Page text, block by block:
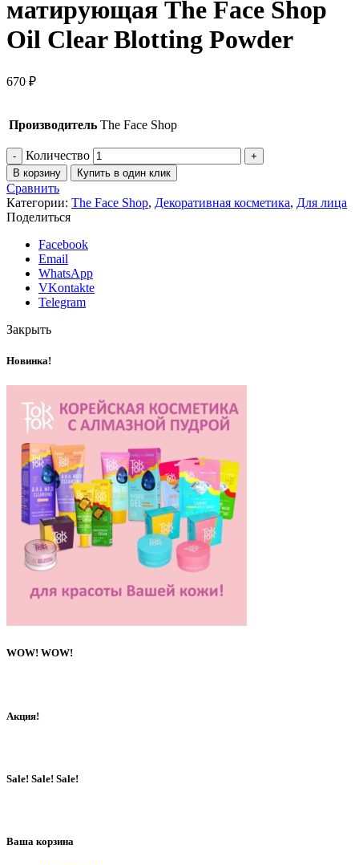
матирующая The Face Shop
Oil Clear Blotting Powder
670 ₽
Производитель The Face Shop
Количество
В корзину Купить в один клик
Сравнить
Категории: The Face Shop, Декоративная косметика, Для лица
Поделиться
Facebook
Email
WhatsApp
VKontakte
Telegram
Закрыть
Новинка!
WOW! WOW!
Акция!
Sale! Sale! Sale!
Ваша корзина